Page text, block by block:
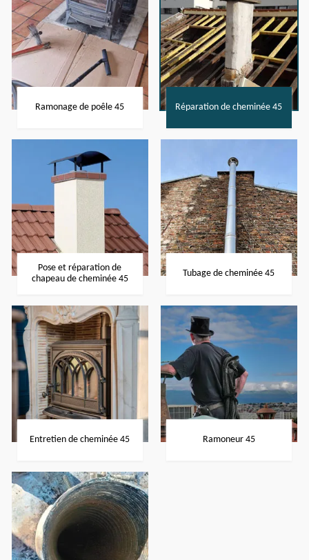
Ramonage de poêle 45 Réparation de cheminée 45
Pose et réparation de
chapeau de cheminée 45
Tubage de cheminée 45
Entretien de cheminée 45 Ramoneur 45